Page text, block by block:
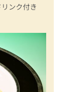
ンク付き